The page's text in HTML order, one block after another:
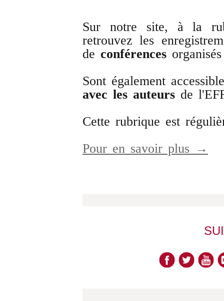
Sur notre site, à la
retrouvez les
de conférences
Sont également
avec les auteurs de
Cette rubrique est
Pour en savoir plus →